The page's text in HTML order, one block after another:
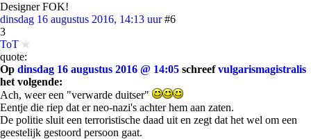
Designer FOK!
dinsdag 16 augustus 2016, 14:13 uur #6
3
ToT
quote:
Op dinsdag 16 augustus 2016 @ 14:05 schreefvulgarismagistralis
het volgende:
Ach, weer een "verwarde duitser"
Eentje die riep dat er neo-nazi's achter hem aan zaten.
De politie sluit een terroristische daad uit en zegt dat het wel om een
geestelijk gestoord persoon gaat.